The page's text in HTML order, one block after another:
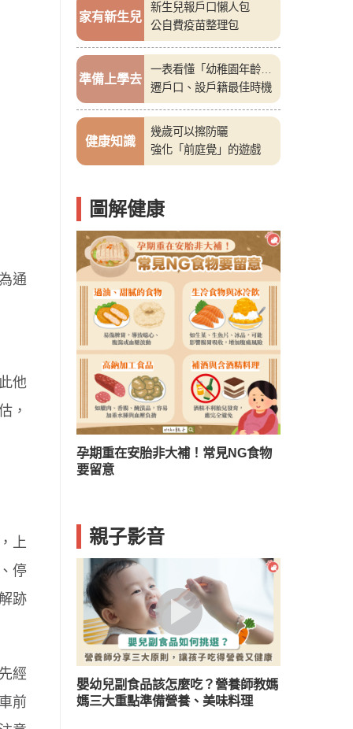
通
他
，
上
停
跡
經
前
家有新生兒
新生兒報戶口懶人包
公自費疫苗整理包
準備上學去
一表看懂「幼稚園年齡
表」
遷戶口、設戶籍最佳時機
健康知識
幾歲可以擦防曬
強化「前庭覺」的遊戲
圖解健康
孕期重在安胎非大補！常見NG食物
要留意
親子影音
嬰幼兒副食品該怎麼吃？營養師教媽
媽三大重點準備營養、美味料理